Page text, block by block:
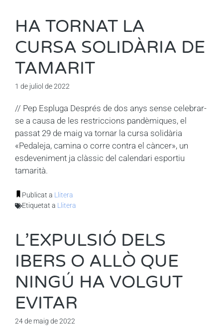
HA TORNAT LA
CURSA SOLIDÀRIA DE
TAMARIT
1 de juliol de 2022
// Pep Espluga Després de dos anys sense celebrar-
se a causa de les restriccions pandèmiques, el
passat 29 de maig va tornar la cursa solidària
«Pedaleja, camina o corre contra el càncer», un
esdeveniment ja clàssic del calendari esportiu
tamarità.
Publicat a Llitera
Etiquetat a Llitera
L’EXPULSIÓ DELS
IBERS O ALLÒ QUE
NINGÚ HA VOLGUT
EVITAR
24 de maig de 2022